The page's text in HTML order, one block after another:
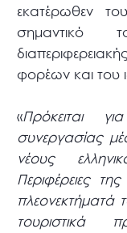
εκατέρωθεν
φορέων και του
«Πρόκειται
συνεργασίας
νέους
Περιφέρειες
πλεονεκτήματά
τουριστικά